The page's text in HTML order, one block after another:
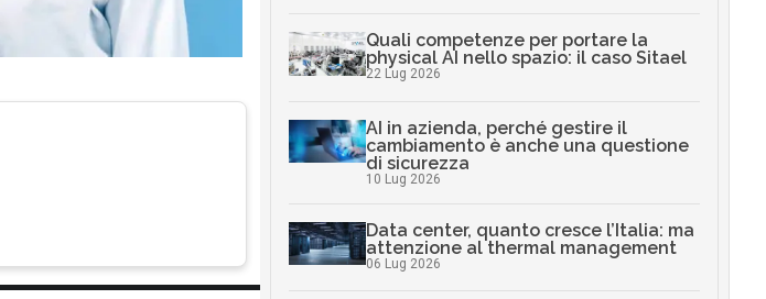
Quali competenze per portare la
physical AI nello spazio: il caso Sitael
22 Lug 2026
AI in azienda, perché gestire il
cambiamento è anche una questione
di sicurezza
10 Lug 2026
Data center, quanto cresce l’Italia: ma
attenzione al thermal management
06 Lug 2026